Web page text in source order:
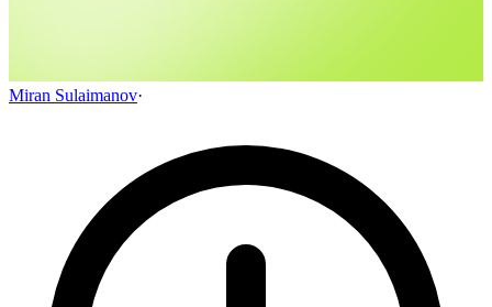
Miran Sulaimanov·